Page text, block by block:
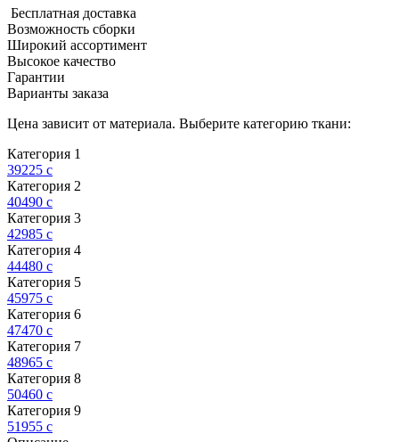
Бесплатная доставка
Возможность сборки
Широкий ассортимент
Высокое качество
Гарантии
Варианты заказа
Цена зависит от материала. Выберите категорию ткани:
Категория 1
39225 c
Категория 2
40490 c
Категория 3
42985 c
Категория 4
44480 c
Категория 5
45975 c
Категория 6
47470 c
Категория 7
48965 c
Категория 8
50460 c
Категория 9
51955 c